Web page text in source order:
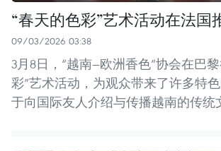
“春天的色彩”艺术活动在法国
09/03/2026 03:38
3月8日，“越南—欧洲香色”协会在巴
彩”艺术活动，为观众带来了许多特
于向国际友人介绍与传播越南的传统